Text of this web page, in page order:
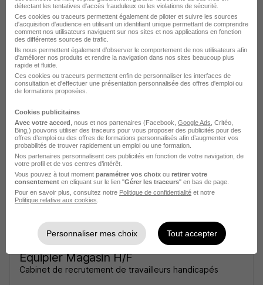
Alternance - Employé Principal H/F
Aldi
Couzeix - 87
492,22 - 1 823,03 € / mois
Voir l’offre
Equipier Magasin H/F
Cabinet de recrutement de travailleurs handicapés
détectant les tentatives d'accès frauduleux ou les violations de sécurité.
Ces cookies ou traceurs permettent également de piloter et suivre les sources
d'acquisition d'audience en utilisant un identifiant unique permettant de comprendre
comment nos utilisateurs naviguent sur nos sites et nos applications en fonction
des différentes sources de trafic.
Ils nous permettent également d’observer le comportement de nos utilisateurs afin
d'améliorer nos produits et rendre la navigation dans nos sites beaucoup plus
rapide et fluide.
Ces cookies ou traceurs permettent enfin de personnaliser les interfaces de
consultation et d'effectuer une présentation personnalisée des offres d'emploi ou
de formations proposées.
Cookies publicitaires
Avec votre accord , nous et nos partenaires (Facebook, Google Ads , Critéo,
Bing,) pouvons utiliser des traceurs pour vous proposer des publicités pour des
offres d’emploi ou des offres de formations personnalisés afin d’augmenter vos
probabilités de trouver rapidement un emploi ou une formation.
Nos partenaires personnalisent ces publicités en fonction de votre navigation, de
votre profil et de vos centres d’intérêt.
Vous pouvez à tout moment paramétrer vos choix ou retirer votre
consentement en cliquant sur le lien "Gérer les traceurs" en bas de page.
Pour en savoir plus, consultez notre Politique de confidentialité et notre
Politique relative aux cookies
Personnaliser mes choix Tout accepter